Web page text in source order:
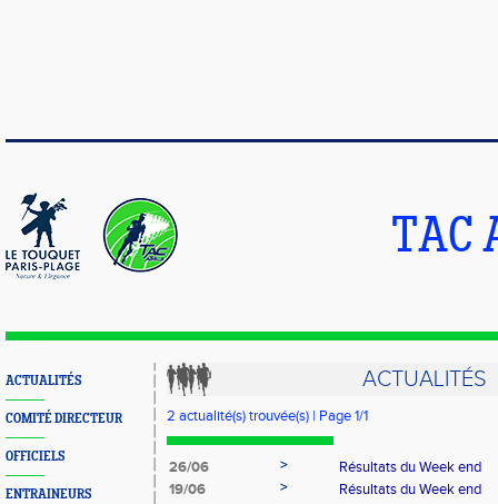
TAC
ACTUALITÉS
COMITÉ DIRECTEUR
OFFICIELS
ENTRAINEURS
ACTUALITÉS
2 actualité(s) trouvée(s) | Page 1/1
26/06 >
Résultats du Week end
19/06
> Résultats du Week end